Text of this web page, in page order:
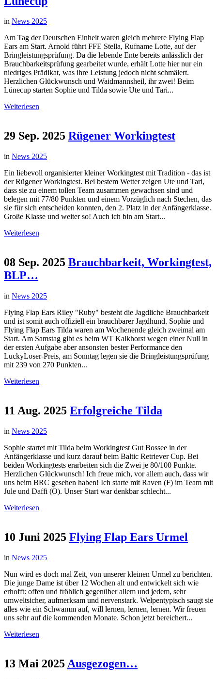
in News 2025
Am Tag der Deutschen Einheit waren gleich mehrere Flying Flap
Ears am Start. Arnold führt FFE Stella, Rufname Lotte, auf der
Bringleistungsprüfung. Da die lebende Ente bereits anlässlich der
Brauchbarkeitsprüfung gearbeitet wurde, erhält Lotte hier nur ein
niedriges Prädikat, was ihre Leistung jedoch nicht schmälert.
Herzlichen Glückwunsch und Waidmannsheil, ihr zwei! Beim
Lünecup starten Sophie und Tilda sowie Ute und Tari...
Weiterlesen
29 Sep. 2025 Rügener Workingtest
in News 2025
Ein liebevoll organisierter kleiner Workingtest mit Tradition - das ist
der Rügener Workingtest. Bei bestem Wetter zeigen Ute und Tari,
dass sie zu einem tollen Team zusammen gewachsen sind und
belegen mit 77/80 Punkten und einem Vorzüglich nach Stechen, das
sie für sich entscheiden konnten, den 2. Platz in der Anfängerklasse.
Große Klasse und weiter so! Auch ich bin am Start...
Weiterlesen
08 Sep. 2025 Brauchbarkeit, Workingtest,
BLP…
in News 2025
Flying Flap Ears Riley "Ruby" besteht die Jagdliche Brauchbarkeit
und ist somit auch offiziell ein brauchbarer Jagdhund. Sophie und
Flying Flap Ears Tilda waren am Wochenende gleich zweimal am
Start. Am Samstag gibt es beim WT Kalkhorst wegen einer Null in
der ersten Aufgabe aber ansonsten bester Performance den
LuckyLoser-Preis, am Sonntag legen sie die Bringleistungsprüfung
mit 239 von 270 Punkten...
Weiterlesen
11 Aug. 2025 Erfolgreiche Tilda
in News 2025
Sophie startet mit Tilda beim Workingtest Gut Bossee in der
Anfängerklasse und kurz darauf beim Baltic Retriever Cup. Bei
beiden Workingtests erarbeiten sich die Zwei je 80/100 Punkte.
Herzlichen Glückwunsch! Ich freue mich, vor allem auch, dass wir
uns beim BRC gesehen haben! Ich starte mit Raven (F) im Team mit
Jule und Daffi (O). Unser Start war denkbar schlecht...
Weiterlesen
10 Juni 2025 Flying Flap Ears Urmel
in News 2025
Nun wird es doch mal Zeit, von unserer kleinen Urmel zu berichten.
Die junge Dame ist über 12 Wochen alt und entwickelt sich wie
erhofft: offen und fröhlich gegenüber allem und jedem, sehr
umweltsicher, aufmerksam und nervenstark. Welpentypisch saugt sie
alles wie ein Schwamm auf, will lernen, lernen, lernen. Wir freuen
uns sehr auf die kommenden Monate. Schon jetzt bereichert...
Weiterlesen
13 Mai 2025 Ausgezogen…